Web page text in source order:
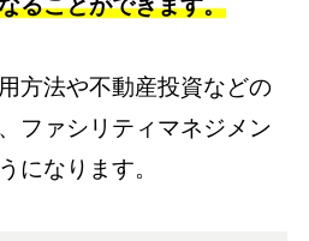
ることができます。
方法や不動産投資などの
ファシリティマネジメン
になります。